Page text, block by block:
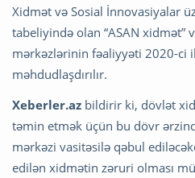
Xidmət və Sosial İnnovasiyalar
tabeliyində olan “ASAN xidmət”
mərkəzlərinin fəaliyyəti 2020-ci
məhdudlaşdırılır.
Xeberler.az bildirir ki, dövlət
təmin etmək üçün bu dövr
mərkəzi vasitəsilə qəbul
edilən xidmətin zəruri olması